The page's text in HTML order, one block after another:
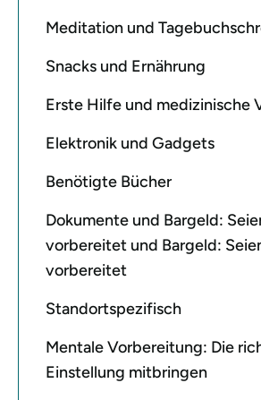
Meditation und
Snacks und Ernährung
Erste Hilfe und medizinische
Elektronik und Gadgets
Benötigte Bücher
Dokumente und Bargeld:
vorbereitet und Bargeld:
vorbereitet
Standortspezifisch
Mentale Vorbereitung: Die
Einstellung mitbringen